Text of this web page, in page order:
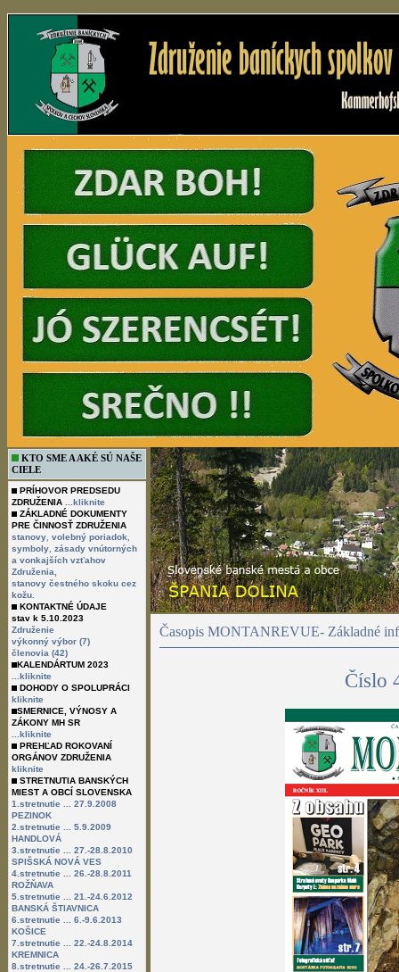
KTO SME A AKÉ SÚ NAŠE
CIELE
PRÍHOVOR PREDSEDU
ZDRUŽENIA
...kliknite
ZÁKLADNÉ DOKUMENTY
PRE ČINNOSŤ ZDRUŽENIA
stanovy volebný poriadok
symboly zásady vnútorných
a vonkajších vzťahov
Združenia,
stanovy čestného skoku cez
kožu.
KONTAKTNÉ ÚDAJE
stav k 5.10.2023
Združenie
výkonný výbor (7)
členovia (42)
KALENDÁRTUM 2023
...kliknite
DOHODY O SPOLUPRÁCI
kliknite
SMERNICE, VÝNOSY A
ZÁKONY MH SR
...kliknite
PREHĽAD ROKOVANÍ
ORGÁNOV ZDRUŽENIA
kliknite
STRETNUTIA BANSKÝCH
MIEST A OBCÍ SLOVENSKA
1.stretnutie ... 27.9.2008
PEZINOK
2.stretnutie ... 5.9.2009
HANDLOVÁ
3.stretnutie ... 27.-28.8.2010
SPIŠSKÁ NOVÁ VES
4.stretnutie ... 26.-28.8.2011
ROŽŇAVA
5.stretnutie ... 21.-24.6.2012
BANSKÁ ŠTIAVNICA
6.stretnutie ... 6.-9.6.2013
KOŠICE
7.stretnutie ... 22.-24.8.2014
KREMNICA
8.stretnutie ... 24.-26.7.2015
Časopis MONTANREVUE- Základné
Číslo